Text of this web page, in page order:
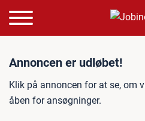
Annoncen er udløbet!
Klik på annoncen for at se, om
åben for ansøgninger.